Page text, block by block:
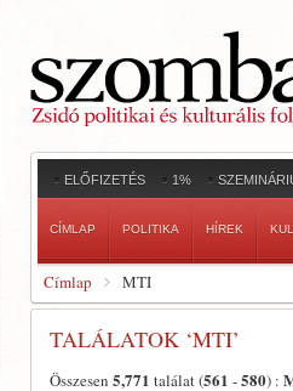
ELŐFIZETÉS 1%
CÍMLAP POLITIKA HÍREK
Címlap MTI
TALÁLATOK ‘MTI’
Összesen 5,771 találat (561 -580) :